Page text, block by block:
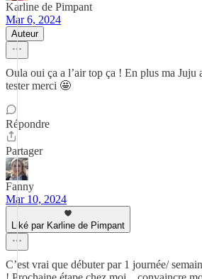
Karline de Pimpant
Mar 6, 2024
Auteur
Oula oui ça a l’air top ça ! En plus ma Juju
tester merci 🤩
Répondre
Partager
Fanny
Mar 10, 2024
Liké par Karline de Pimpant
C’est vrai que débuter par 1 journée/